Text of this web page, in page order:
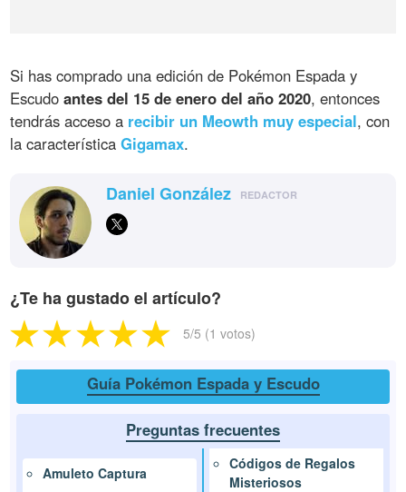
Si has comprado una edición de Pokémon Espada y
Escudoantes del 15 de enero del año 2020, entonces
tendrás acceso a recibir un Meowth muy especial, con
la característicaGigamax.
Daniel González REDACTOR
¿Te ha gustado el artículo?
5/5 (1 votos)
Guía Pokémon Espada y Escudo
Preguntas frecuentes
Amuleto Captura
Códigos de Regalos
Misteriosos